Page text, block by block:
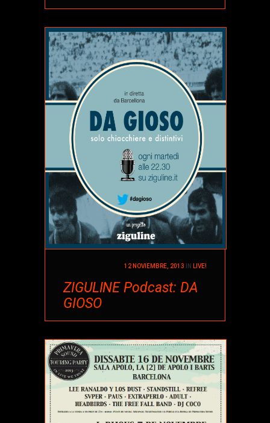
12 NOVIEMBRE, 2013 IN LIVE!
ZIGULINE Podcast: DA
GIOSO